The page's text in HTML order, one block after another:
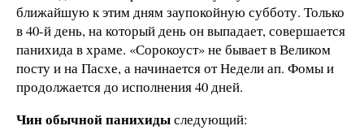
ближайшую к этим дням заупокойную субботу. Только
в 40-й день, на который день он выпадает, совершается
панихида в храме. «Сорокоуст» не бывает в Великом
посту и на Пасхе, а начинается от Недели ап. Фомы и
продолжается до исполнения 40 дней.
Чин обычной панихидыследующий: